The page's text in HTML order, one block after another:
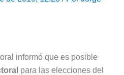
informó que es posible
para las elecciones del